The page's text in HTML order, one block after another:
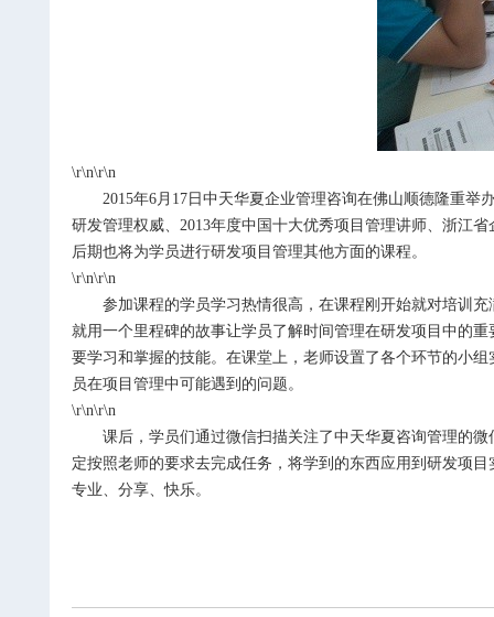
\r\n\r\n
2015年6月 17 日中天华夏企业管理咨询在佛山顺德隆重举
研发管理权威、 2013年度中国十大优秀项目管理讲师、浙江
后期也将为学员进行研发项目管理其他方面的课程。
\r\n\r\n
参加课程的学员学习热情很高，在课程刚开始就对培训
就用一个里程碑的故事让学员了解时间管理在研发项目中的
要学习和掌握的技能。在课堂上，老师设置了各个环节的小
员在项目管理中可能遇到的问题。
\r\n\r\n
课后，学员们通过微信扫描关注了中天华夏咨询管理的
定按照老师的要求去完成任务，将学到的东西应用到研发项
专业、分享、快乐。